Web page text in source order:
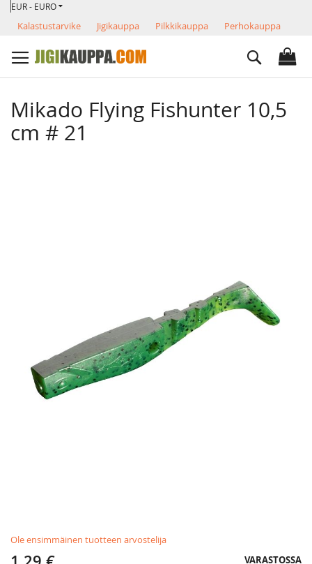
Skip
Content
VALUUTTA
EUR - EURO
Kalastustarvike Jigikauppa Pilkkikauppa
Perhokauppa
Search
Mikado Flying Fishunter 10,5
cm # 21
Ole ensimmäinen tuotteen arvostelija
VARASTOSSA
to
the